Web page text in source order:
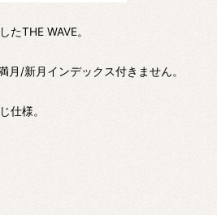
たTHE WAVE。
月/新月インデックス付きません。
仕様。